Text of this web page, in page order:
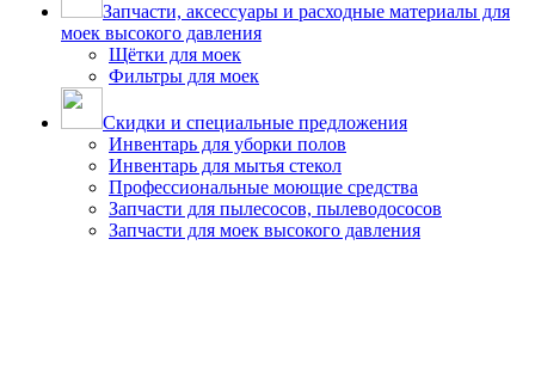
Запчасти, аксессуары и расходные материалы для
моек высокого давления
Щётки для моек
Фильтры для моек
Скидки и специальные предложения
Инвентарь для уборки полов
Инвентарь для мытья стекол
Профессиональные моющие средства
Запчасти для пылесосов, пылеводососов
Запчасти для моек высокого давления